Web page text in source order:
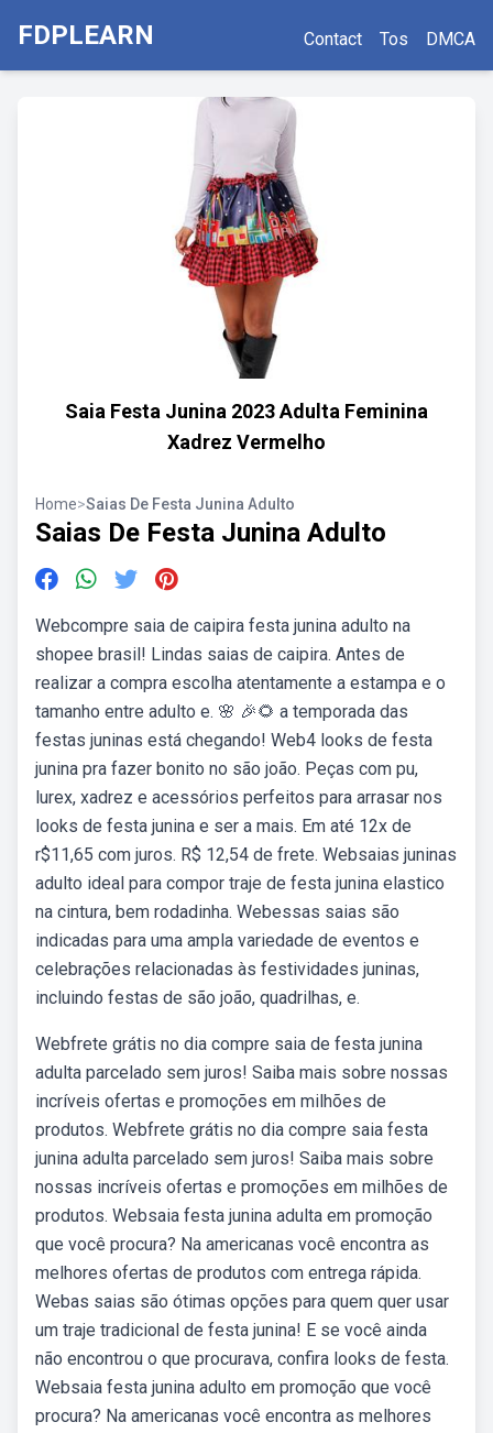
FDPLEARN Contact Tos DMCA
Saia Festa Junina 2023 Adulta Feminina
Xadrez Vermelho
Home>Saias De Festa Junina Adulto
Saias De Festa Junina Adulto
Webcompre saia de caipira festa junina adulto na
shopee brasil! Lindas saias de caipira. Antes de
realizar a compra escolha atentamente a estampa e o
tamanho entre adulto e. 🌸 🎉🌻 a temporada das
festas juninas está chegando! Web4 looks de festa
junina pra fazer bonito no são joão. Peças com pu,
lurex, xadrez e acessórios perfeitos para arrasar nos
looks de festa junina e ser a mais. Em até 12x de
r$11,65 com juros. R$ 12,54 de frete. Websaias juninas
adulto ideal para compor traje de festa junina elastico
na cintura, bem rodadinha. Webessas saias são
indicadas para uma ampla variedade de eventos e
celebrações relacionadas às festividades juninas,
incluindo festas de são joão, quadrilhas, e.
Webfrete grátis no dia compre saia de festa junina
adulta parcelado sem juros! Saiba mais sobre nossas
incríveis ofertas e promoções em milhões de
produtos. Webfrete grátis no dia compre saia festa
junina adulta parcelado sem juros! Saiba mais sobre
nossas incríveis ofertas e promoções em milhões de
produtos. Websaia festa junina adulta em promoção
que você procura? Na americanas você encontra as
melhores ofertas de produtos com entrega rápida.
Webas saias são ótimas opções para quem quer usar
um traje tradicional de festa junina! E se você ainda
não encontrou o que procurava, confira looks de festa.
Websaia festa junina adulto em promoção que você
procura? Na americanas você encontra as melhores